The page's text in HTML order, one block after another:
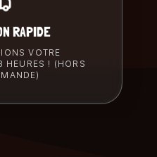
RAPIDE
VOTRE
HEURES ! (HORS